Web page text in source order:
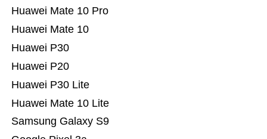
Samsung Galaxy S9
Huawei Mate 10 Lite
Huawei P30 Lite
Huawei P20
Huawei P30
Huawei Mate 10
Huawei Mate 10 Pro